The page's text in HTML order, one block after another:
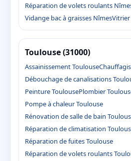
Réparation de volets roulants
Vidange bac à graisses Nîmes
Toulouse (31000)
Assainissement Toulouse
Débouchage de canalisations
Peinture ToulousePlombier
Pompe à chaleur Toulouse
Rénovation de salle de bain
Réparation de climatisation
Réparation de fuites Toulouse
Réparation de volets roulants